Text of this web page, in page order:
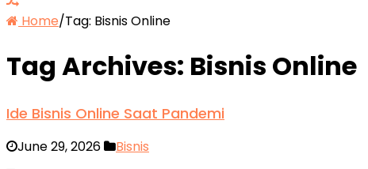
Home/Tag: Bisnis Online
Tag Archives: Bisnis Online
Ide Bisnis Online Saat Pandemi
June 29, 2026 Bisnis